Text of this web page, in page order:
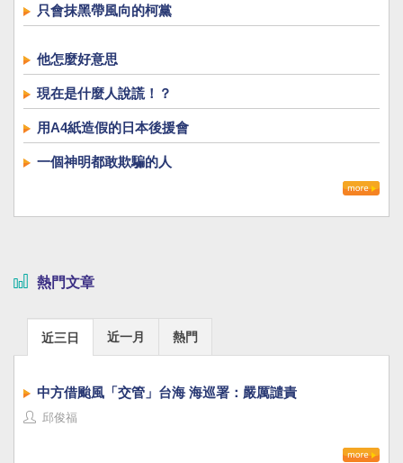
只會抹黑帶風向的柯黨
他怎麼好意思
現在是什麼人說謊！？
用A4紙造假的日本後援會
一個神明都敢欺騙的人
熱門文章
近三日 近一月 熱門
中方借颱風「交管」台海 海巡署：嚴厲譴責
邱俊福